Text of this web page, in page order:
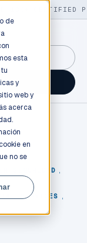
de
esta
y
web y
acerca
en
no se
130+ CERTIFIED
SEGURIDAD
SERVICES